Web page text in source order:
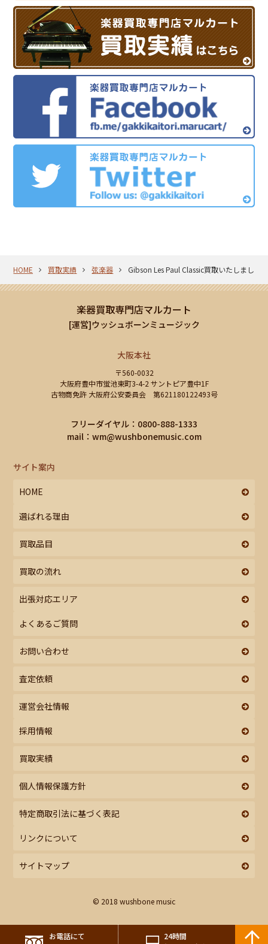
HOME 買取実績 弦楽器 Gibson Les Paul Classic買取いたしました
楽器買取専門店マルカート
[運営]ウッシュボーンミュージック
大阪本社
〒560-0032
大阪府豊中市蛍池東町3-4-2 サントピア豊中1F
古物商免許 大阪府公安委員会 第621180122493号
フリーダイヤル：0800-888-1333
mail： wm@wushbonemusic.com
サイト案内
HOME
選ばれる理由
買取品目
買取の流れ
出張対応エリア
よくあるご質問
お問い合わせ
査定依頼
運営会社情報
採用情報
買取実績
個人情報保護方針
特定商取引法に基づく表記
リンクについて
サイトマップ
© 2018 wushbone music
お電話にて
24時間